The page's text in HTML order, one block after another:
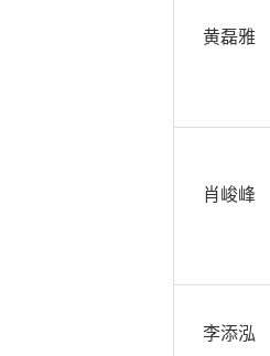
黄磊雅
肖峻峰
李添泓